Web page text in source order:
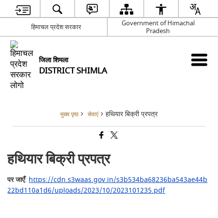
हिमाचल प्रदेश सरकार
Government of Himachal
Pradesh
जिला शिमला
DISTRICT SHIMLA
मुख्य पृष्ठ सेवाएं हथियार बिक्री प्रपत्र
हथियार बिक्री प्रपत्र
पर जाएँ: https://cdn.s3waas.gov.in/s3b534ba68236ba543ae44b
22bd110a1d6/uploads/2023/10/2023101235.pdf